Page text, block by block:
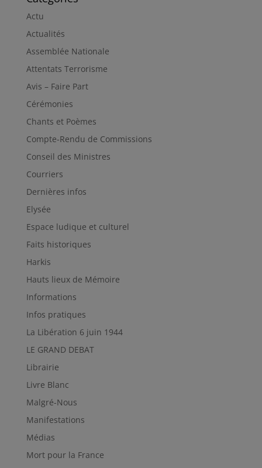
Actu
Actualités
Assemblée Nationale
Attentats Terrorisme
Avis – Faire Part
Cérémonies
Chants et Poèmes
Compte-Rendu de Commissions
Conseil des Ministres
Courriers
Dernières infos
Elysée
Espace ludique et culturel
Faits historiques
Harkis
Hauts lieux de Mémoire
Informations
Infos pratiques
La Libération 6 juin 1944
LE GRAND DEBAT
Librairie
Livre Blanc
Malgré-Nous
Manifestations
Médias
Mort pour la France